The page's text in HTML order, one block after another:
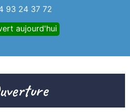
93 24 37 72
aujourd'hui